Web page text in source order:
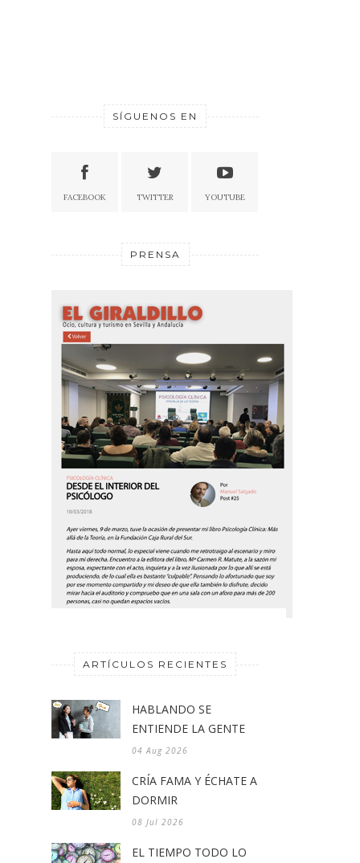
SÍGUENOS EN
FACEBOOK TWITTER YOUTUBE
PRENSA
ARTÍCULOS RECIENTES
HABLANDO SE
ENTIENDE LA GENTE
04 Aug 2026
CRÍA FAMA Y ÉCHATE A
DORMIR
08 Jul 2026
EL TIEMPO TODO LO